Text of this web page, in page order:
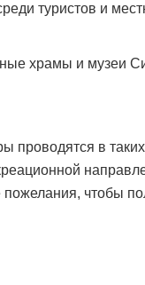
туристов и
храмы и музеи
в таких
чтобы